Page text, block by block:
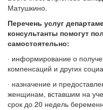
Матушкино.
Перечень услуг
консультанты помогут
самостоятельно:
· информирование о
компенсаций и других
· назначение и
женщинам, вставшим на
срок до 20 недель